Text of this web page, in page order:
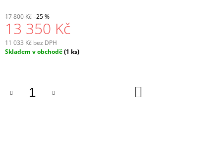
17 800 Kč–25 %
13 350 Kč
11 033 Kč bez DPH
Měrná
Skladem v obchodě(1 ks)